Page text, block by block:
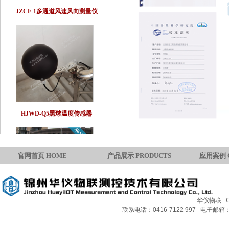
JZCF-1多通道风速风向测量仪
HJWD-Q5黑球温度传感器
官网首页 HOME 产品展示 PRODUCTS 应用案例
华仪物联
联系电话：0416-7122 997 电子邮箱